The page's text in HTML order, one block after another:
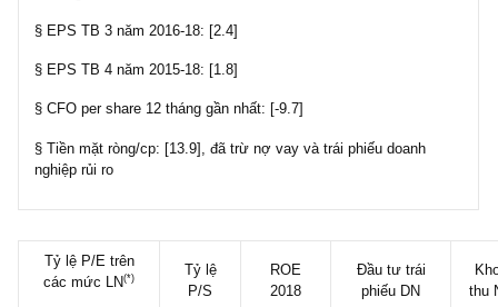
§ Thanh khoản TB/phiên: 36,000 cp
§ EPS trượt 12 tháng gần nhất: [5.4], đã điều chỉnh chi phí
thưởng, thù lao HĐQT
§ CFO per share 12 tháng gần nhất: [-9.7]